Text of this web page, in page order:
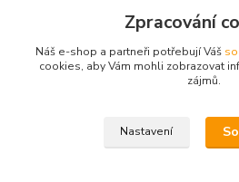
+ 420 724 280 132
(Po-Pá, 8-16 hod.)
Zpracování
Náš e-shop a partneři potřebují Váš
cookies, aby Vám mohli zobrazovat
zájmů.
Nastavení